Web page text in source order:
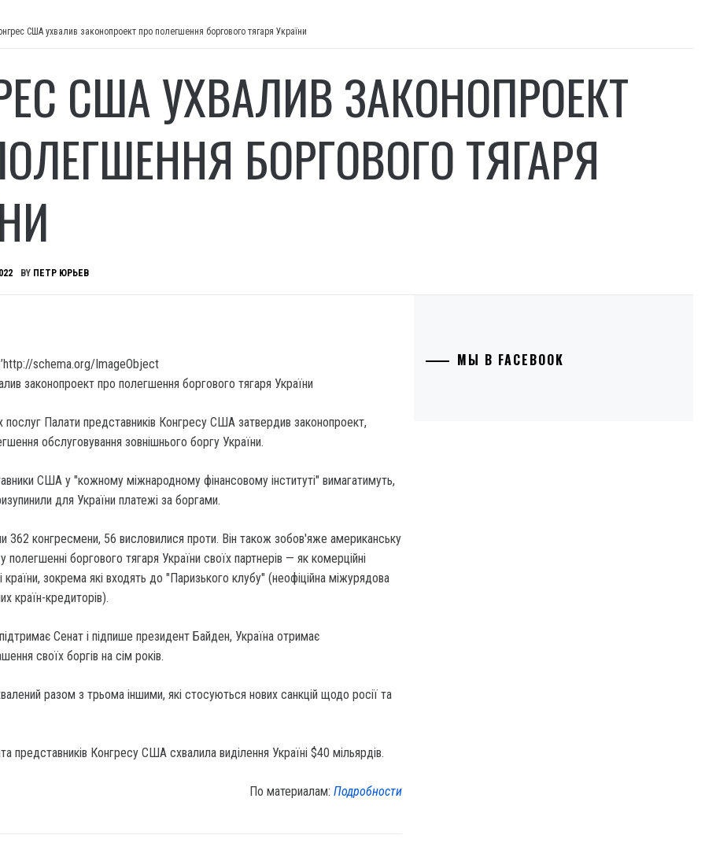
США ухвалив законопроект про полегшення боргового тягаря України
США УХВАЛИВ ЗАКОНОПРОЕКТ
БОРГОВОГО ТЯГАРЯ
BY ПЕТР ЮРЬЕВ
schema.org/ImageObject
послуг Палати представників Конгресу США затвердив законопроект,
обслуговування зовнішнього боргу України.
США у "кожному міжнародному фінансовому інституті" вимагатимуть,
для України платежі за боргами.
362 конгресмени, 56 висловилися проти. Він також зобов'яже американську
полегшенні боргового тягаря України своїх партнерів — як комерційні
країни, зокрема які входять до "Паризького клубу" (неофіційна міжурядова
країн-кредиторів).
Сенат і підпише президент Байден, Україна отримає
своїх боргів на сім років.
разом з трьома іншими, які стосуються нових санкцій щодо росії та
представників Конгресу США схвалила виділення Україні $40 мільярдів.
По материалам:Подробности
МЫ В FACEBOOK